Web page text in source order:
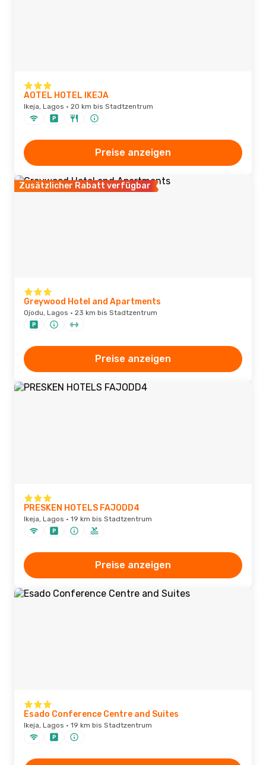
AOTEL HOTEL IKEJA
Ikeja, Lagos · 20 km bis Stadtzentrum
Preise anzeigen
Zusätzlicher Rabatt verfügbar
Greywood Hotel and Apartments
Ojodu, Lagos · 23 km bis Stadtzentrum
Preise anzeigen
PRESKEN HOTELS FAJODD4
Ikeja, Lagos · 19 km bis Stadtzentrum
Preise anzeigen
Esado Conference Centre and Suites
Ikeja, Lagos · 19 km bis Stadtzentrum